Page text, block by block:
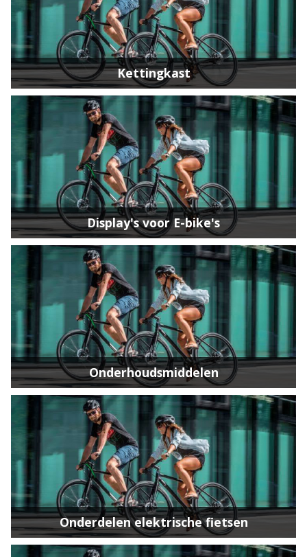
Kettingkast
Display's voor E-bike's
Onderhoudsmiddelen
Onderdelen elektrische fietsen